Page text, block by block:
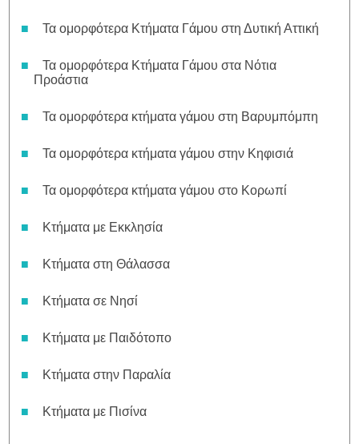
Τα ομορφότερα Κτήματα Γάμου στη Δυτική Αττική
Τα ομορφότερα Κτήματα Γάμου στα Νότια
Προάστια
Τα ομορφότερα κτήματα γάμου στη Βαρυμπόμπη
Τα ομορφότερα κτήματα γάμου στην Κηφισιά
Τα ομορφότερα κτήματα γάμου στο Κορωπί
Κτήματα με Εκκλησία
Κτήματα στη Θάλασσα
Κτήματα σε Νησί
Κτήματα με Παιδότοπο
Κτήματα στην Παραλία
Κτήματα με Πισίνα